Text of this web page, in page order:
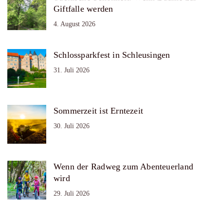
Giftfalle werden
4. August 2026
Schlossparkfest in Schleusingen
31. Juli 2026
Sommerzeit ist Erntezeit
30. Juli 2026
Wenn der Radweg zum Abenteuerland
wird
29. Juli 2026